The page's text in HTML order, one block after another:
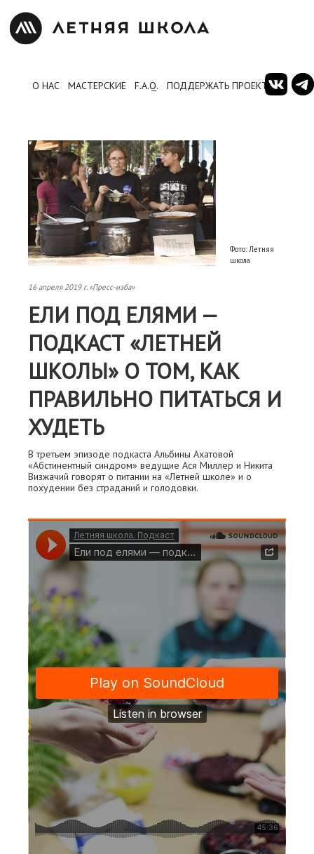
О НАС МАСТЕРСКИЕ F.A.Q. ПОДДЕРЖАТЬ ПРОЕКТ
Фото: Летняя
школа
16 апреля 2019 г. «Пресс-изба»
ЕЛИ ПОД ЕЛЯМИ —
ПОДКАСТ «ЛЕТНЕЙ
ШКОЛЫ» О ТОМ, КАК
ПРАВИЛЬНО ПИТАТЬСЯ И
ХУДЕТЬ
В третьем эпизоде подкаста Альбины Ахатовой
«Абстинентный синдром» ведущие Ася Миллер и Никита
Визжачий говорят о питании на «Летней школе» и о
похудении без страданий и голодовки.